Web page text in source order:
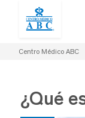
Centro Médico ABC
¿Qué